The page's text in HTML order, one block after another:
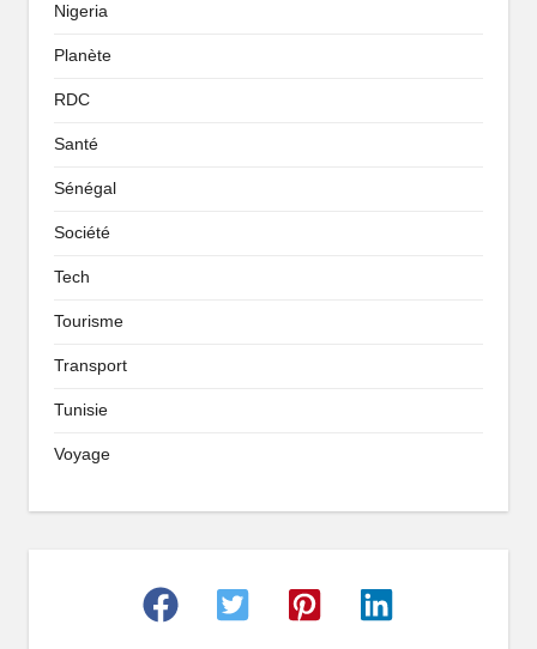
Nigeria
Planète
RDC
Santé
Sénégal
Société
Tech
Tourisme
Transport
Tunisie
Voyage